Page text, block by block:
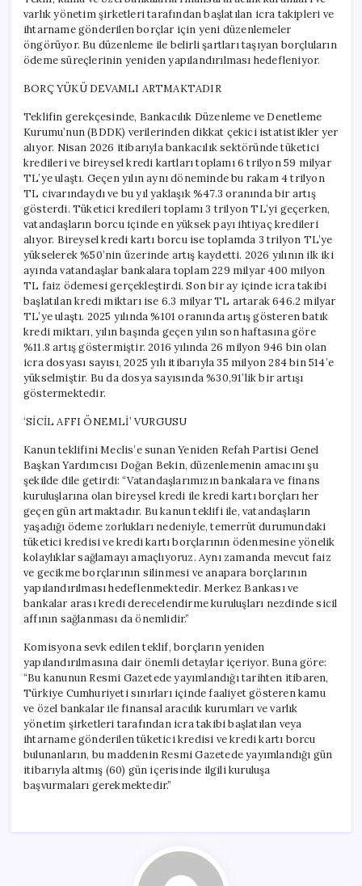
varlık yönetim şirketleri tarafından başlatılan icra takipleri ve
ihtarname gönderilen borçlar için yeni düzenlemeler
öngörüyor. Bu düzenleme ile belirli şartları taşıyan borçluların
ödeme süreçlerinin yeniden yapılandırılması hedefleniyor.
BORÇ YÜKÜ DEVAMLI ARTMAKTADIR
Teklifin gerekçesinde, Bankacılık Düzenleme ve Denetleme
Kurumu’nun (BDDK) verilerinden dikkat çekici istatistikler yer
alıyor. Nisan 2026 itibarıyla bankacılık sektöründe tüketici
kredileri ve bireysel kredi kartları toplamı 6 trilyon 59 milyar
TL’ye ulaştı. Geçen yılın aynı döneminde bu rakam 4 trilyon
TL civarındaydı ve bu yıl yaklaşık %47.3 oranında bir artış
gösterdi. Tüketici kredileri toplamı 3 trilyon TL’yi geçerken,
vatandaşların borcu içinde en yüksek payı ihtiyaç kredileri
alıyor. Bireysel kredi kartı borcu ise toplamda 3 trilyon TL’ye
yükselerek %50’nin üzerinde artış kaydetti. 2026 yılının ilk iki
ayında vatandaşlar bankalara toplam 229 milyar 400 milyon
TL faiz ödemesi gerçekleştirdi. Son bir ay içinde icra takibi
başlatılan kredi miktarı ise 6.3 milyar TL artarak 646.2 milyar
TL’ye ulaştı. 2025 yılında %101 oranında artış gösteren batık
kredi miktarı, yılın başında geçen yılın son haftasına göre
%11.8 artış göstermiştir. 2016 yılında 26 milyon 946 bin olan
icra dosyası sayısı, 2025 yılı itibarıyla 35 milyon 284 bin 514’e
yükselmiştir. Bu da dosya sayısında %30,91’lik bir artışı
göstermektedir.
‘SİCİL AFFI ÖNEMLİ’ VURGUSU
Kanun teklifini Meclis’e sunan Yeniden Refah Partisi Genel
Başkan Yardımcısı Doğan Bekin, düzenlemenin amacını şu
şekilde dile getirdi: “Vatandaşlarımızın bankalara ve finans
kuruluşlarına olan bireysel kredi ile kredi kartı borçları her
geçen gün artmaktadır. Bu kanun teklifi ile, vatandaşların
yaşadığı ödeme zorlukları nedeniyle, temerrüt durumundaki
tüketici kredisi ve kredi kartı borçlarının ödenmesine yönelik
kolaylıklar sağlamayı amaçlıyoruz. Aynı zamanda mevcut faiz
ve gecikme borçlarının silinmesi ve anapara borçlarının
yapılandırılması hedeflenmektedir. Merkez Bankası ve
bankalar arası kredi derecelendirme kuruluşları nezdinde sicil
affının sağlanması da önemlidir.”
Komisyona sevk edilen teklif, borçların yeniden
yapılandırılmasına dair önemli detaylar içeriyor. Buna göre:
“Bu kanunun Resmi Gazetede yayımlandığı tarihten itibaren,
Türkiye Cumhuriyeti sınırları içinde faaliyet gösteren kamu
ve özel bankalar ile finansal aracılık kurumları ve varlık
yönetim şirketleri tarafından icra takibi başlatılan veya
ihtarname gönderilen tüketici kredisi ve kredi kartı borcu
bulunanların, bu maddenin Resmi Gazetede yayımlandığı gün
itibarıyla altmış (60) gün içerisinde ilgili kuruluşa
başvurmaları gerekmektedir.”